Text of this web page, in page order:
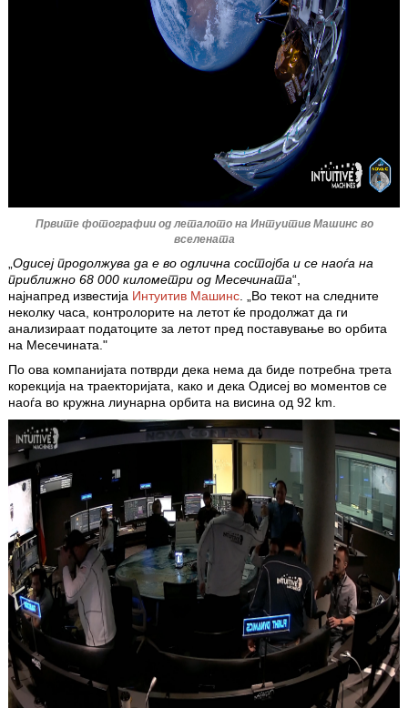
Првите фотографии од леталото на Интуитив Машинс во
вселената
„Одисеј продолжува да е во одлична состојба и се наоѓа на
приближно 68 000 километри од Месечината“,
најнапред известија Интуитив Машинс. „Во текот на следните
неколку часа, контролорите на летот ќе продолжат да ги
анализираат податоците за летот пред поставување во орбита
на Месечината."
По ова компанијата потврди дека нема да биде потребна трета
корекција на траекторијата, како и дека Одисеј во моментов се
наоѓа во кружна лиунарна орбита на висина од 92 km.